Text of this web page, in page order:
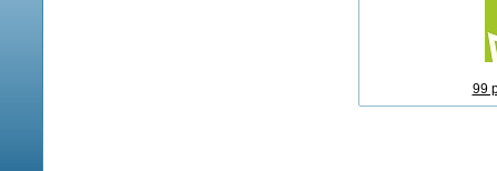
99